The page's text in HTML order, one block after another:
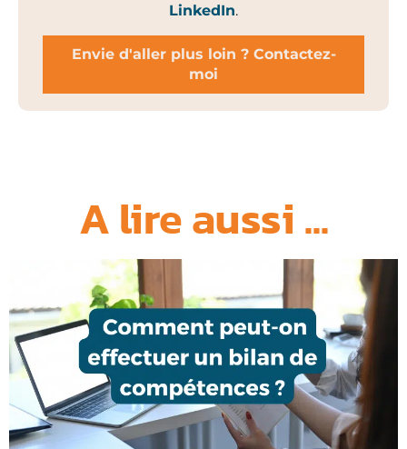
LinkedIn.
Envie d'aller plus loin ? Contactez-
moi
A lire aussi ...